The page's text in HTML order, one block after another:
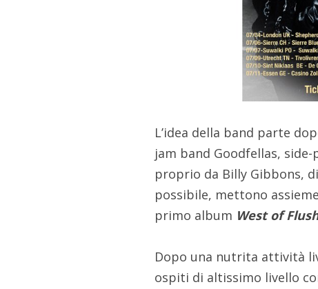
L’idea della band parte
jam band Goodfellas,
proprio da Billy Gibbons,
possibile, mettono
primo album West of
Dopo una nutrita attività
ospiti di altissimo livello